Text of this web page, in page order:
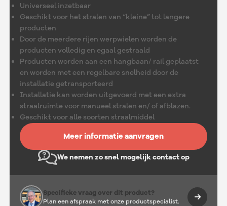
Universeel inzetbaar
Geschikt voor het stralen van “kleine” tot langere
producten
Door de meerdere rijen werpwielen worden de
producten volledig en egaal gestraald
Producten worden aan een hangbaan/ rail geplaatst
en worden met een regelbare snelheid door de
installatie getransporteerd
Installatie kan worden uitgevoerd met een extra
straalruimte voor manueel stralen en/ of afblazen.
Geschikt voor alle soorten straalmiddel
Meer informatie aanvragen
We nemen zo snel mogelijk contact op
Specifieke vraag over dit product?
Plan een afspraak met onze productspecialist.